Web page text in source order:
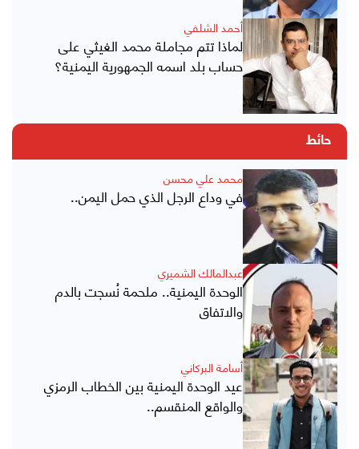
أحمد الشلفي
لماذا تتم مجاملة محمد الغيثي على
حساب بلد اسمه الجمهورية اليمنية؟
حائط
محمد علي محسن
في وداع الرجل الذي حمل اليمن..
عبدالمالك الشميري
الوحدة اليمنية.. ملحمة نُسجت بالدم
والاتفاق
أسامة البركاني
عيد الوحدة اليمنية بين الخطاب الرمزي
والواقع المنقسم..